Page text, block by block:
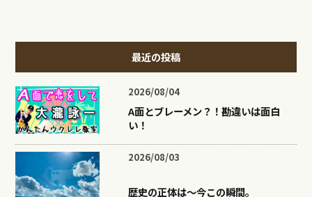
最近の投稿
2026/08/04
A面とブレーメン？！勘違いは面白
い！
2026/08/03
歴史の正体は〜今この瞬間。